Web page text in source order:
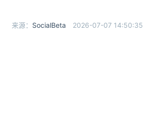
来源： SocialBeta 2026-07-07 14:50:35